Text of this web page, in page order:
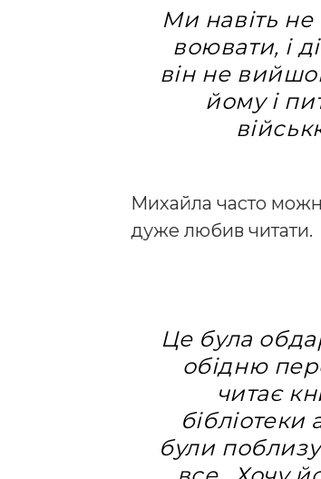
Ми навіть
воювати, і
він не
йому і
Михайла часто
дуже любив читати.
Це була
обідню
читає
були